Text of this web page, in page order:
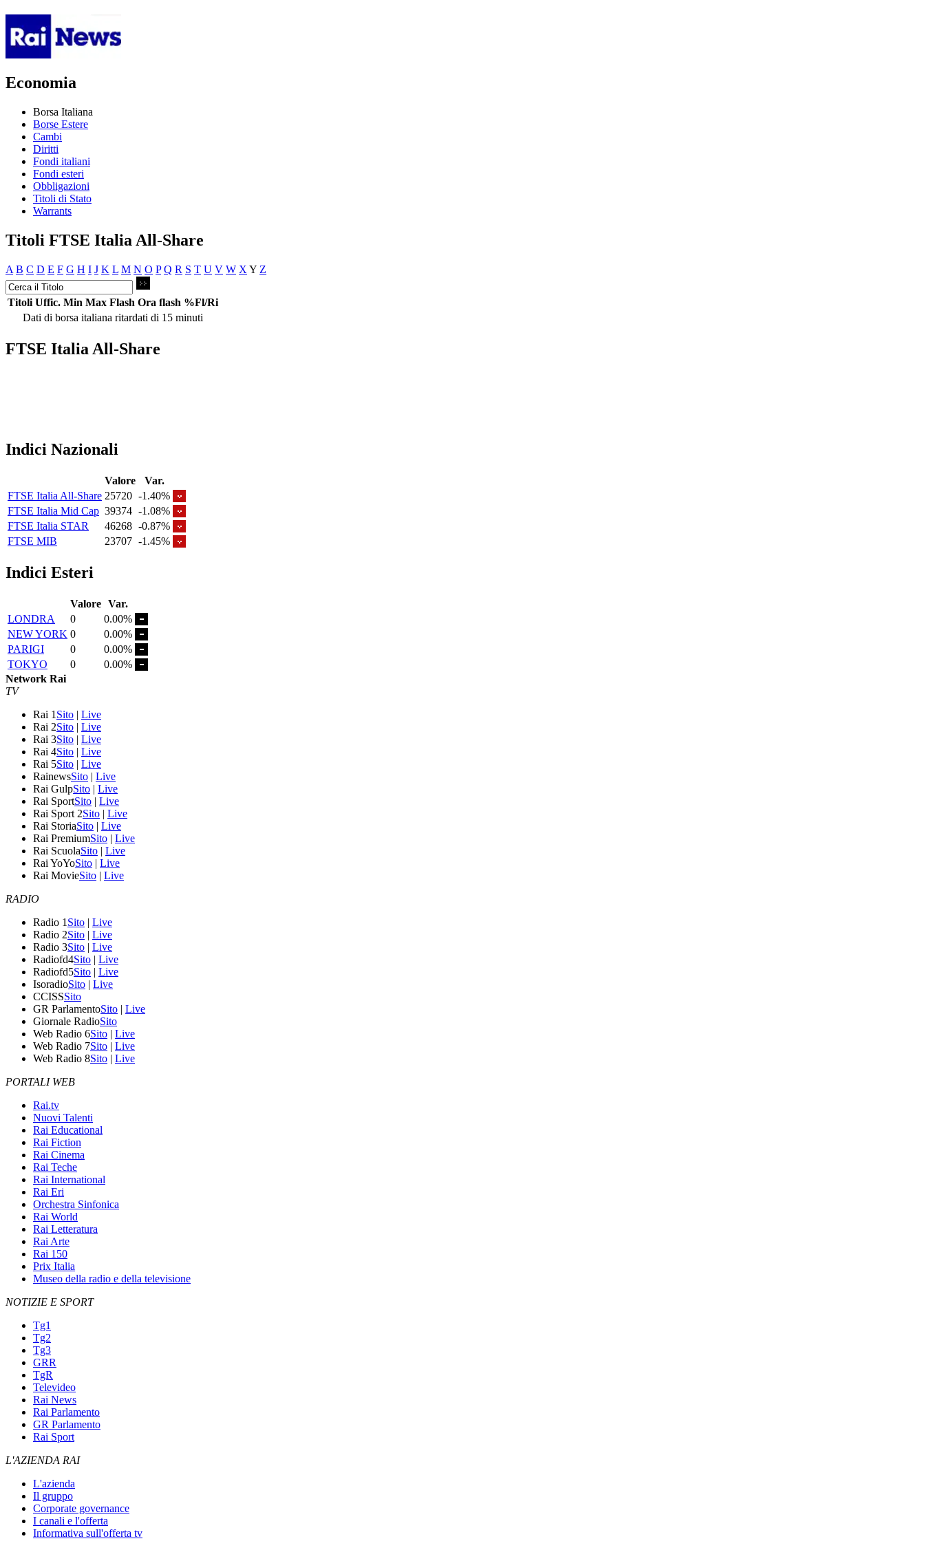
Economia
Borsa Italiana
Borse Estere
Cambi
Diritti
Fondi italiani
Fondi esteri
Obbligazioni
Titoli di Stato
Warrants
Titoli FTSE Italia All-Share
A B C D E F G H I J K L M N O P Q R S T U V W X Y Z
Titoli Uffic. Min Max Flash Ora flash %Fl/Ri
Dati di borsa italiana ritardati di 15 minuti
FTSE Italia All-Share
Indici Nazionali
Valore
Var.
FTSE Italia All-Share 25720 -1.40%
FTSE Italia Mid Cap 39374 -1.08%
FTSE Italia STAR
46268 -0.87%
FTSE MIB
23707 -1.45%
Indici Esteri
Valore Var.
LONDRA
0
0.00%
NEW YORK 0
0.00%
PARIGI
0
0.00%
TOKYO
0
0.00%
Network Rai
TV
Rai 1 Sito | Live
Rai 2Sito | Live
Rai 3Sito | Live
Rai 4Sito | Live
Rai 5Sito | Live
RainewsSito | Live
Rai GulpSito | Live
Rai SportSito | Live
Rai Sport 2Sito | Live
Rai StoriaSito | Live
Rai PremiumSito | Live
Rai ScuolaSito | Live
Rai YoYoSito | Live
Rai MovieSito | Live
RADIO
Radio 1 Sito | Live
Radio 2Sito | Live
Radio 3Sito | Live
Radiofd4Sito | Live
Radiofd5Sito | Live
IsoradioSito | Live
CCISSSito
GR ParlamentoSito | Live
Giornale RadioSito
Web Radio 6Sito | Live
Web Radio 7Sito | Live
Web Radio 8Sito | Live
PORTALI WEB
Rai.tv
Nuovi Talenti
Rai Educational
Rai Fiction
Rai Cinema
Rai Teche
Rai International
Rai Eri
Orchestra Sinfonica
Rai World
Rai Letteratura
Rai Arte
Rai 150
Prix Italia
Museo della radio e della televisione
NOTIZIE E SPORT
Tg1
Tg2
Tg3
GRR
TgR
Televideo
Rai News
Rai Parlamento
GR Parlamento
Rai Sport
L'AZIENDA RAI
L'azienda
Il gruppo
Corporate governance
I canali e l'offerta
Informativa sull'offerta tv